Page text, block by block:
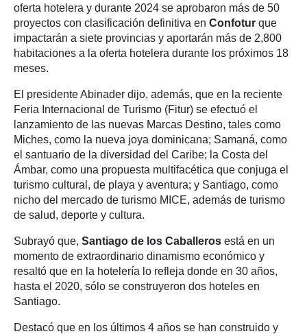
oferta hotelera y durante 2024 se aprobaron más de 50
proyectos con clasificación definitiva en Confotur que
impactarán a siete provincias y aportarán más de 2,800
habitaciones a la oferta hotelera durante los próximos 18
meses.
El presidente Abinader dijo, además, que en la reciente
Feria Internacional de Turismo (Fitur) se efectuó el
lanzamiento de las nuevas Marcas Destino, tales como
Miches, como la nueva joya dominicana; Samaná, como
el santuario de la diversidad del Caribe; la Costa del
Ámbar, como una propuesta multifacética que conjuga el
turismo cultural, de playa y aventura; y Santiago, como
nicho del mercado de turismo MICE, además de turismo
de salud, deporte y cultura.
Subrayó que, Santiago de los Caballeros está en un
momento de extraordinario dinamismo económico y
resaltó que en la hotelería lo refleja donde en 30 años,
hasta el 2020, sólo se construyeron dos hoteles en
Santiago.
Destacó que en los últimos 4 años se han construido y